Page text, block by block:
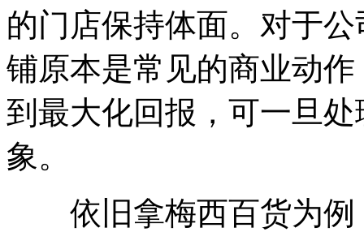
的门店保持体面。对于
铺原本是常见的商业动
到最大化回报，可一旦
象。
依旧拿梅西百货为例